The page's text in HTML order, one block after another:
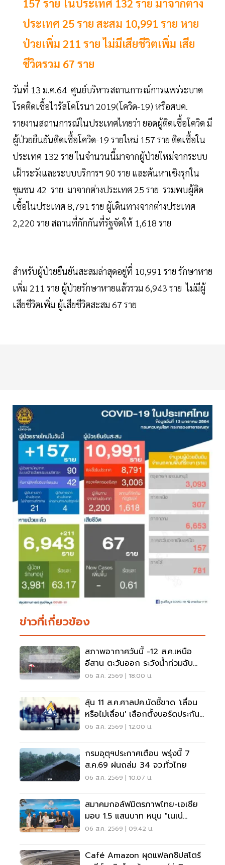
157 ราย ในประเทศ 132 ราย มาจากต่าง
ประเทศ 25 ราย สะสม 10,991 ราย หาย
ป่วยเพิ่ม 211 ราย ไม่มีเสียชีวิตเพิ่ม เสีย
ชีวิตรวม 67 ราย
วันที่ 13 ม.ค.64 ศูนย์บริหารสถานการณ์การแพร่ระบาด
โรคติดเชื้อไวรัสโคโรนา 2019(โควิด-19) หรือศบค.
รายงานสถานการณ์ในประเทศไทยว่า ยอดผู้ติดเชื้อโควิด มี
ผู้ป่วยยืนยันติดเชื้อโควิด-19 รายใหม่ 157 ราย ติดเชื้อใน
ประเทศ 132 ราย ในจำนวนนี้มาจากผู้ป่วยใหม่จากระบบ
เฝ้าระวังและระบบบริการฯ 90 ราย และค้นหาเชิงรุกใน
ชุมชน 42 ราย มาจากต่างประเทศ 25 ราย รวมพบผู้ติด
เชื้อในประเทศ 8,791 ราย ผู้เดินทางจากต่างประเทศ
2,220 ราย สถานที่กักกันที่รัฐจัดให้ 1,618 ราย
สำหรับผู้ป่วยยืนยันสะสมล่าสุดอยู่ที่ 10,991 ราย รักษาหาย
เพิ่ม 211 ราย ผู้ป่วยรักษาหายแล้วรวม 6,943 ราย ไม่มีผู้
เสียชีวิตเพิ่ม ผู้เสียชีวิตสะสม 67 ราย
ข่าวที่เกี่ยวข้อง
สภาพอากาศวันนี้ -12 ส.ค.เหนือ
อีสาน ตะวันออก ระวังน้ำท่วมฉับ
พลัน น้ำป่าไหลหลาก
06 ส.ค. 2569 | 18:00 น.
ลุ้น 11 ส.ค.ศาลปค.นัดชี้ขาด 'เลื่อน
หรือไม่เลื่อน' เลือกตั้งบอร์ดประกัน
สังคม
06 ส.ค. 2569 | 12:00 น.
กรมอุตุฯประกาศเตือน พรุ่งนี้ 7
ส.ค.69 ฝนถล่ม 34 จว.ทั่วไทย
06 ส.ค. 2569 | 10:07 น.
สมาคมกอล์ฟมิตรภาพไทย-เอเชีย
มอบ 1.5 แสนบาท หนุน "เนเน่
รอยัล" ลุยเวทีที่สหรัฐ
06 ส.ค. 2569 | 09:42 น.
Café Amazon ผุดแฟลกชิปสโตร์